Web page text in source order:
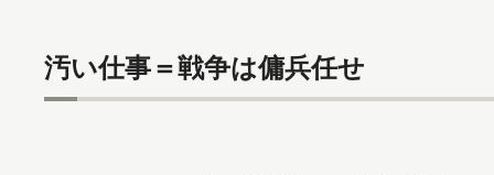
汚い仕事＝戦争は傭兵任せ